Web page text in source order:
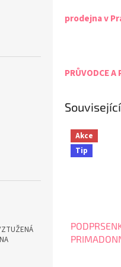
prodejna v
PRŮVODCE
Akce
Tip